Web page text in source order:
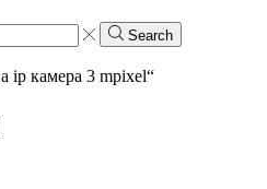
Search
ip камера 3 mpixel“